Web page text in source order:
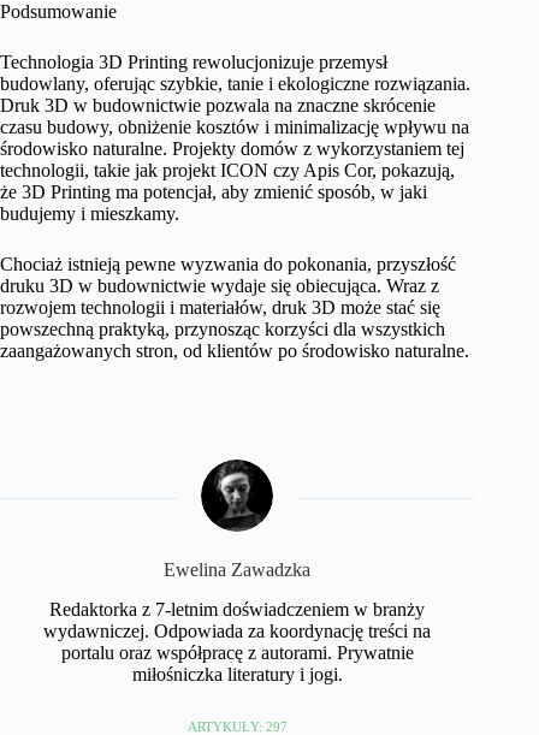
Podsumowanie
Technologia 3D Printing rewolucjonizuje przemysł
budowlany, oferując szybkie, tanie i ekologiczne rozwiązania.
Druk 3D w budownictwie pozwala na znaczne skrócenie
czasu budowy, obniżenie kosztów i minimalizację wpływu na
środowisko naturalne. Projekty domów z wykorzystaniem tej
technologii, takie jak projekt ICON czy Apis Cor, pokazują,
że 3D Printing ma potencjał, aby zmienić sposób, w jaki
budujemy i mieszkamy.
Chociaż istnieją pewne wyzwania do pokonania, przyszłość
druku 3D w budownictwie wydaje się obiecująca. Wraz z
rozwojem technologii i materiałów, druk 3D może stać się
powszechną praktyką, przynosząc korzyści dla wszystkich
zaangażowanych stron, od klientów po środowisko naturalne.
Ewelina Zawadzka
Redaktorka z 7-letnim doświadczeniem w branży
wydawniczej. Odpowiada za koordynację treści na
portalu oraz współpracę z autorami. Prywatnie
miłośniczka literatury i jogi.
ARTYKUŁY: 297